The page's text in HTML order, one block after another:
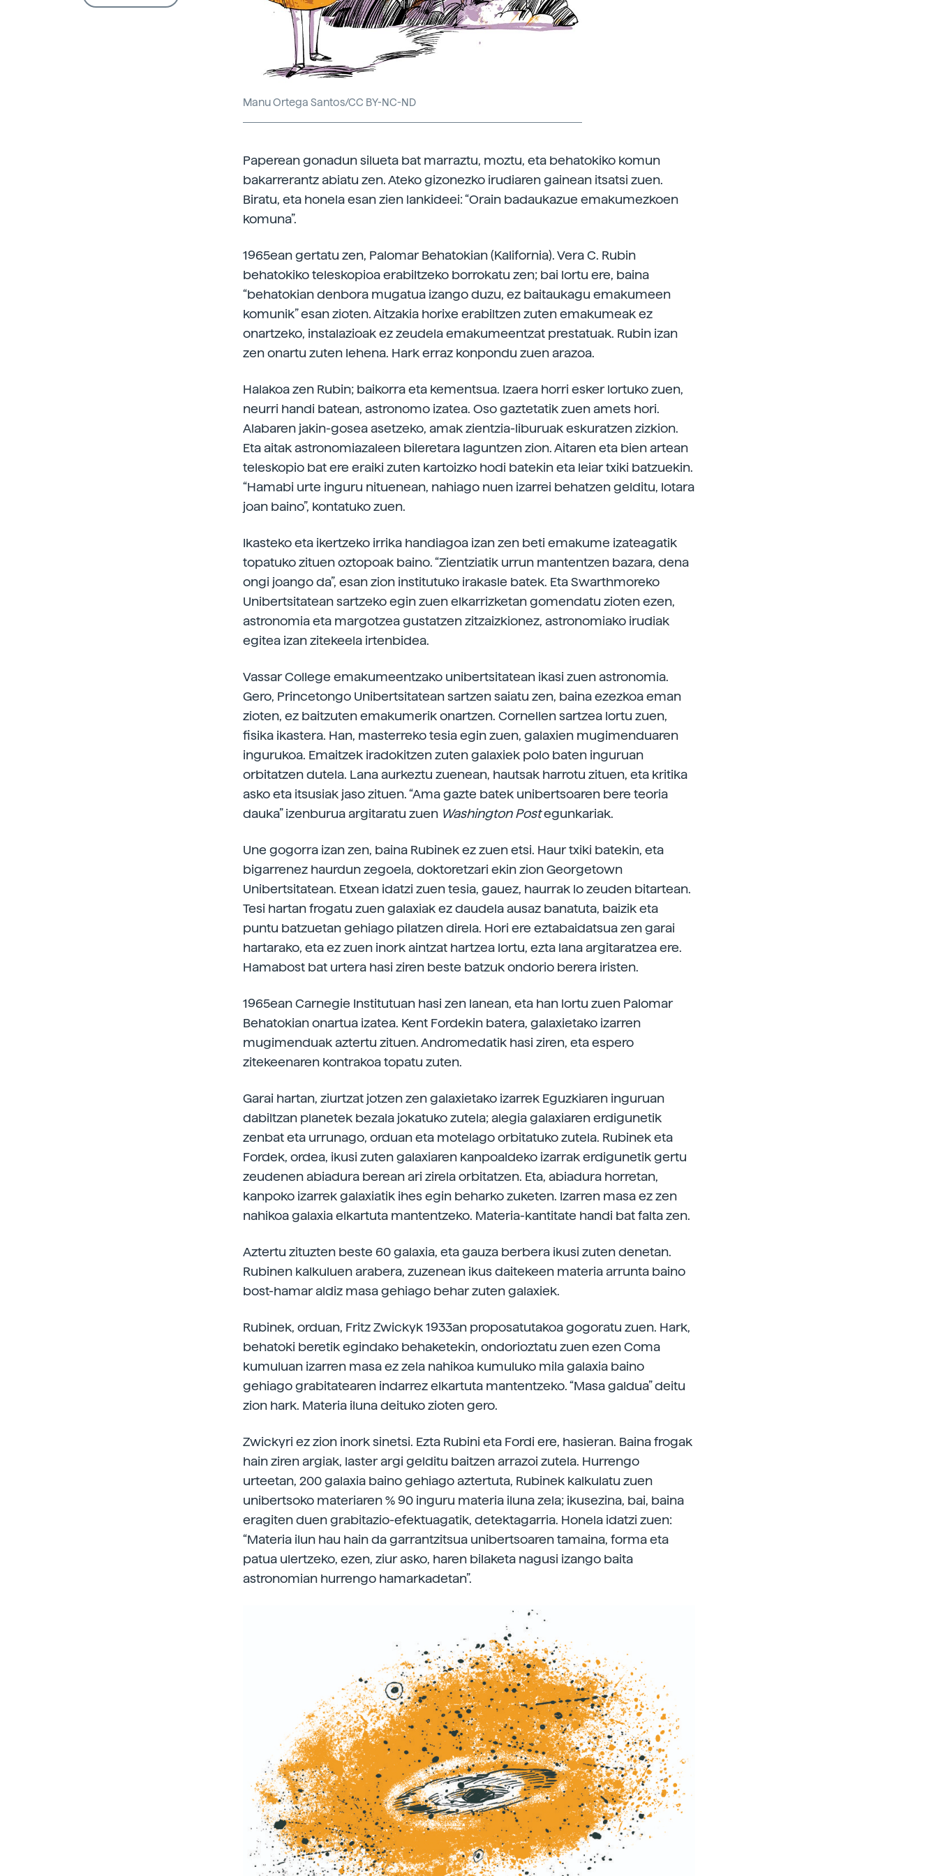
Manu Ortega Santos/CC BY-NC-ND
Paperean gonadun silueta bat marraztu, moztu, eta behatokiko komun
bakarrerantz abiatu zen. Ateko gizonezko irudiaren gainean itsatsi zuen.
Biratu, eta honela esan zien lankideei: “Orain badaukazue emakumezkoen
komuna”.
1965ean gertatu zen, Palomar Behatokian (Kalifornia). Vera C. Rubin
behatokiko teleskopioa erabiltzeko borrokatu zen; bai lortu ere, baina
“behatokian denbora mugatua izango duzu, ez baitaukagu emakumeen
komunik” esan zioten. Aitzakia horixe erabiltzen zuten emakumeak ez
onartzeko, instalazioak ez zeudela emakumeentzat prestatuak. Rubin izan
zen onartu zuten lehena. Hark erraz konpondu zuen arazoa.
Halakoa zen Rubin; baikorra eta kementsua. Izaera horri esker lortuko zuen,
neurri handi batean, astronomo izatea. Oso gaztetatik zuen amets hori.
Alabaren jakin-gosea asetzeko, amak zientzia-­liburuak eskuratzen zizkion.
Eta aitak astronomiazaleen bileretara laguntzen zion. Aitaren eta bien artean
teleskopio bat ere eraiki zuten kartoizko hodi batekin eta leiar txiki batzuekin.
“Hamabi urte inguru nituenean, nahiago nuen izarrei behatzen gelditu, lotara
joan baino”, kontatuko zuen.
Ikasteko eta ikertzeko irrika handiagoa izan zen beti emakume izateagatik
topatuko zituen oztopoak baino. “Zientziatik urrun mantentzen bazara, dena
ongi joango da”, esan zion institutuko irakasle batek. Eta Swarthmoreko
Unibertsitatean sartzeko egin zuen elkarrizketan gomendatu zioten ezen,
astronomia eta margotzea gustatzen zitzaizkionez, astronomiako irudiak
egitea izan zitekeela irtenbidea.
Vassar College emakumeentzako unibertsitatean ikasi zuen astronomia.
Gero, Princetongo Unibertsitatean sartzen saiatu zen, baina ezezkoa eman
zioten, ez baitzuten emakumerik onartzen. Cornellen sartzea lortu zuen,
fisika ikastera. Han, masterreko tesia egin zuen, galaxien mugimenduaren
ingurukoa. Emaitzek iradokitzen zuten galaxiek polo baten inguruan
orbitatzen dutela. Lana aurkeztu zuenean, hautsak harrotu zituen, eta kritika
asko eta itsusiak jaso zituen. “Ama gazte batek unibertsoaren bere teoria
dauka” izenburua argitaratu zuen Washington Postegunkariak.
Une gogorra izan zen, baina Rubinek ez zuen etsi. Haur txiki batekin, eta
bigarrenez haurdun zegoela, doktoretzari ekin zion Georgetown
Unibertsitatean. Etxean idatzi zuen tesia, gauez, haurrak lo zeuden bitartean.
Tesi hartan frogatu zuen galaxiak ez daudela ausaz banatuta, baizik eta
puntu batzuetan gehiago pilatzen direla. Hori ere eztabaidatsua zen garai
hartarako, eta ez zuen inork aintzat hartzea lortu, ezta lana argitaratzea ere.
Hamabost bat urtera hasi ziren beste batzuk ondorio berera iristen.
1965ean Carnegie Institutuan hasi zen lanean, eta han lortu zuen Palomar
Behatokian onartua izatea. Kent Fordekin batera, galaxietako izarren
mugimenduak aztertu zituen. Andromedatik hasi ziren, eta espero
zitekeenaren kontrakoa topatu zuten.
Garai hartan, ziurtzat jotzen zen galaxietako izarrek Eguzkiaren inguruan
dabiltzan planetek bezala jokatuko zutela; alegia galaxiaren erdigunetik
zenbat eta urrunago, orduan eta motelago orbitatuko zutela. Rubinek eta
Fordek, ordea, ikusi zuten galaxiaren kanpoaldeko izarrak erdigunetik gertu
zeudenen abiadura berean ari zirela orbitatzen. Eta, abiadura horretan,
kanpoko izarrek galaxiatik ihes egin beharko zuketen. Izarren masa ez zen
nahikoa galaxia elkartuta mantentzeko. Materia-kantitate handi bat falta zen.
Aztertu zituzten beste 60 galaxia, eta gauza berbera ikusi zuten denetan.
Rubinen kalkuluen arabera, zuzenean ikus daitekeen materia arrunta baino
bost-hamar aldiz masa gehiago behar zuten galaxiek.
Rubinek, orduan, Fritz Zwickyk 1933an proposatutakoa gogoratu zuen. Hark,
behatoki beretik egindako behaketekin, ondorioztatu zuen ezen Coma
kumuluan izarren masa ez zela nahikoa kumuluko mila galaxia baino
gehiago grabitatearen indarrez elkartuta mantentzeko. “Masa galdua” deitu
zion hark. Materia iluna deituko zioten gero.
Zwickyri ez zion inork sinetsi. Ezta Rubini eta Fordi ere, hasieran. Baina frogak
hain ziren argiak, laster argi gelditu baitzen arrazoi zutela. Hurrengo
urteetan, 200 galaxia baino gehiago aztertuta, Rubinek kalkulatu zuen
unibertsoko materiaren % 90 inguru materia iluna zela; ikusezina, bai, baina
eragiten duen grabitazio-efektuagatik, detektagarria. Honela idatzi zuen:
“Materia ilun hau hain da garrantzitsua unibertsoaren tamaina, forma eta
patua ulertzeko, ezen, ziur asko, haren bilaketa nagusi izango baita
astronomian hurrengo hamarkadetan”.